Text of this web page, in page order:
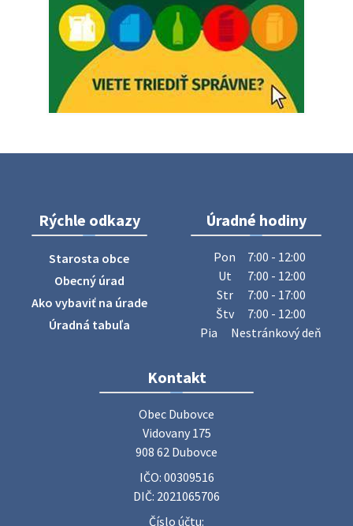
Dnešný zvoz odpadu
Vážený občan, dnes 5. 8. sa zváža komunálny odpad.
5. augusta 2026 05:00
ZBER ŽELEZA
Obecný úrad oznamuje občanom, že v stredu 29. júla 2026
sa v našej obci uskutoční zber železa. Pracovníci Obecného
úradu budú od 8.00 hod. prechádzať obcou a zbierať
železný odpad …
27. júla 2026 06:31
Zájazd do Veľkého Medera
Základná organizácia Únie žien Slovenska Dubovce
srdečne pozýva svoje členky, ich rodinných príslušníkov aj
priateľov na jednodňový zájazd na termálne kúpalisko
Poradne komplexnej pomoci
Rýchle odkazy
Starosta obce
Obecný úrad
Ako vybaviť na úrade
Úradná tabuľa
Úradné hodiny
Pon
7:00 - 12:00
Ut
7:00 - 12:00
Str
7:00 - 17:00
Štv
7:00 - 12:00
Pia
Nestránkový deň
Kontakt
Obec Dubovce
Vidovany 175
908 62 Dubovce
IČO: 00309516
DIČ: 2021065706
Číslo účtu: